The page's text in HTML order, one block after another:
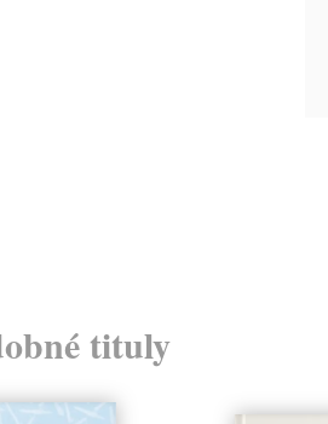
tituly